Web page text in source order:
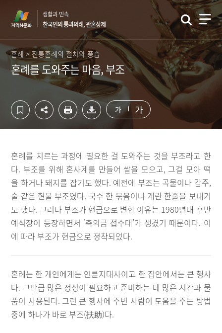
영
역
역
바
생활과 민속
한국인의 통과의례, 관혼상제
혼례 > 전통혼례의 절차와 풍습
혼례를 도와주는 마음, 부조
가 가
혼례를 치르는 과정에 필요한 걸 도와주는 것을 부조라고 한
다. 부조를 위해 혼사계를 만들어 쌀을 모으고, 그걸 모아 떡
을 하거나 돼지를 잡기도 했다. 예전에 부조는 곡물이나 감주,
술 같은 현물 부조였다. 국수 한 묶음이나 계란 한줄을 보내기
도 했다. 그러다 부조가 현금으로 변한 이유는 1980년대 후반
예식장이 등장하면서 ‘축의금 접수대’가 생겼기 때문이다. 이
에 따라 부조가 현금으로 정착되었다.
혼례는 한 개인에게는 인륜지대사이고 한 집안에서는 큰 행사
다. 그만큼 많은 정성이 필요하고 준비하는 데 많은 시간과 물
품이 사용된다. 그런 큰 행사에 주변 사람이 도움을 주는 방법
중에 하나가 바로 부조(扶助)다.